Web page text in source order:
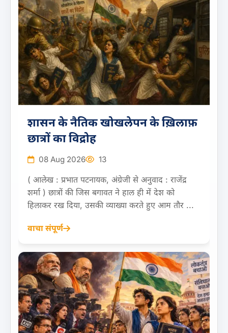
शासन के नैतिक खोखलेपन के ख़िलाफ़
छात्रों का विद्रोह
08 Aug 2026 13
( आलेख : प्रभात पटनायक, अंग्रेजी से अनुवाद : राजेंद्र
शर्मा ) छात्रों की जिस बगावत ने हाल ही में देश को
हिलाकर रख दिया, उसकी व्याख्या करते हुए आम तौर ...
वाचा संपूर्ण